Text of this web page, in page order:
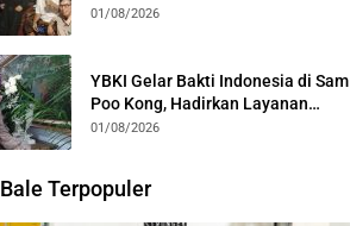
Guntari Garap Pertunjukan Kolosal
01/08/2026
YBKI Gelar Bakti Indonesia di Sam
Poo Kong, Hadirkan Layanan
Kesehatan Gratis dan Dialog
01/08/2026
Bale Terpopuler